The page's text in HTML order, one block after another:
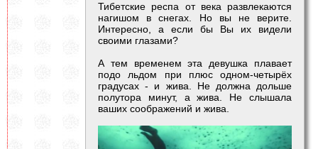
Тибетские респа от века развлекаются
нагишом в снегах. Но вы не верите.
Интересно, а если бы Вы их видели
своими глазами?
А тем временем эта девушка плавает
подо льдом при плюс одном-четырёх
градусах - и жива. Не должна дольше
полутора минут, а жива. Не слышала
ваших соображений и жива.